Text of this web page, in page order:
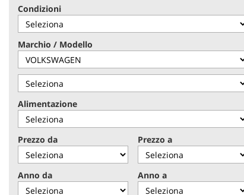
DOVE SIAMO
CONTATTI
NEWS
AREA COMMERCIANTI
Condizioni
Marchio / Modello
Alimentazione
Prezzo da Prezzo a
Anno da Anno a
preferenze
di
consenso
alle
tecnologie
di
tracciamento
che
adottiamo
per
offrire
le
funzionalità
e
svolgere
le